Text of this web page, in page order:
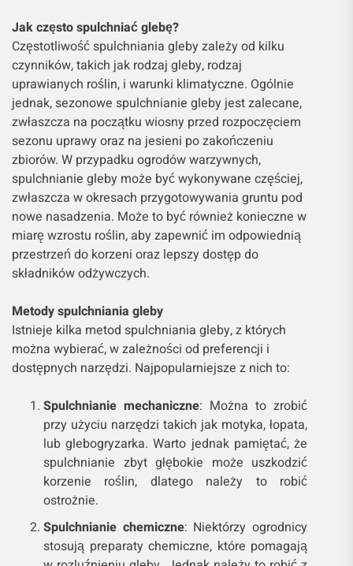
Jak często spulchniać glebę?
Częstotliwość spulchniania gleby zależy od kilku
czynników, takich jak rodzaj gleby, rodzaj
uprawianych roślin, i warunki klimatyczne. Ogólnie
jednak, sezonowe spulchnianie gleby jest zalecane,
zwłaszcza na początku wiosny przed rozpoczęciem
sezonu uprawy oraz na jesieni po zakończeniu
zbiorów. W przypadku ogrodów warzywnych,
spulchnianie gleby może być wykonywane częściej,
zwłaszcza w okresach przygotowywania gruntu pod
nowe nasadzenia. Może to być również konieczne w
miarę wzrostu roślin, aby zapewnić im odpowiednią
przestrzeń do korzeni oraz lepszy dostęp do
składników odżywczych.
Metody spulchniania gleby
Istnieje kilka metod spulchniania gleby, z których
można wybierać, w zależności od preferencji i
dostępnych narzędzi. Najpopularniejsze z nich to:
Spulchnianie mechaniczne: Można to zrobić
przy użyciu narzędzi takich jak motyka, łopata,
lub glebogryzarka. Warto jednak pamiętać, że
spulchnianie zbyt głębokie może uszkodzić
korzenie roślin, dlatego należy to robić
ostrożnie.
Spulchnianie chemiczne: Niektórzy ogrodnicy
stosują preparaty chemiczne, które pomagają